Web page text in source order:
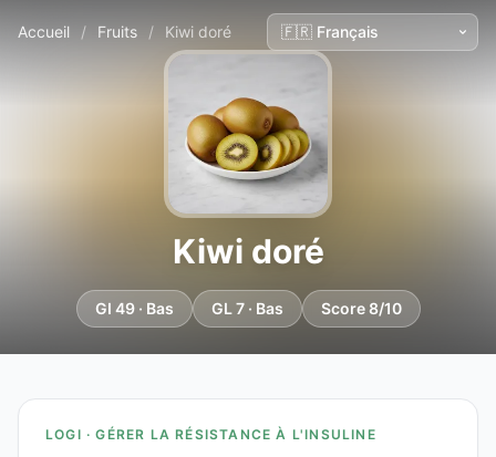
Accueil / Fruits / Kiwi doré
Kiwi doré
GI 49 · Bas GL 7 · Bas Score 8/10
LOGI · GÉRER LA RÉSISTANCE À L'INSULINE